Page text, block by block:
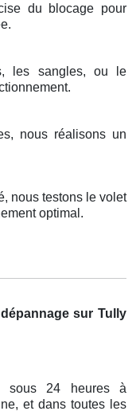
du blocage pour
les sangles, ou le
nous réalisons un
nous testons le volet
optimal.
sur Tully
sous 24 heures à
et dans toutes les